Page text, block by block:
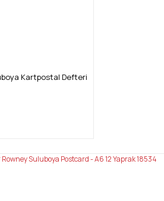
Kartpostal Defteri